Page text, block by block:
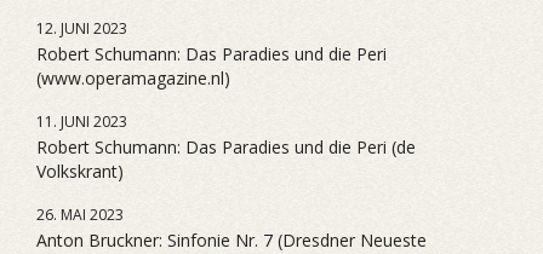
12. JUNI 2023
Robert Schumann: Das Paradies und die Peri
(www.operamagazine.nl)
11. JUNI 2023
Robert Schumann: Das Paradies und die Peri (de
Volkskrant)
26. MAI 2023
Anton Bruckner: Sinfonie Nr. 7 (Dresdner Neueste